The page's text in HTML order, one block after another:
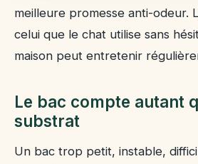
Questions fréquentes
Faut-il choisir une litière
Combien de bacs faut-il prévoir
Une litière qui sent fort est-elle
meilleure promesse anti-odeur.
celui que le chat utilise sans
maison peut entretenir
Le bac compte autant
substrat
Un bac trop petit, instable,